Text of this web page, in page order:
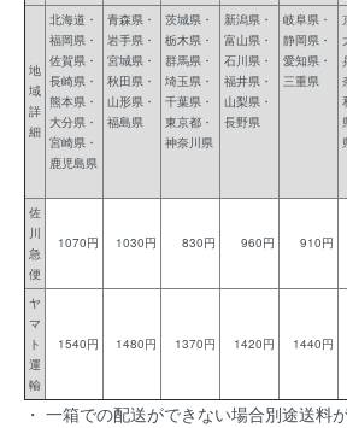
地
域
詳
細
北海道・
福岡県・
佐賀県・
長崎県・
熊本県・
大分県・
宮崎県・
鹿児島県
青森県・
岩手県・
宮城県・
秋田県・
山形県・
福島県
茨城県・
栃木県・
群馬県・
埼玉県・
千葉県・
東京都・
神奈川県
新潟県・
富山県・
石川県・
福井県・
山梨県・
長野県
岐阜県・
静岡県・
愛知県・
三重県
佐
川
急
便
1070円 1030円 830円 960円 910円
ヤ
マ
ト
運
輸
1540円 1480円 1370円 1420円 1440円
・ 一箱での配送ができない場合別途送料